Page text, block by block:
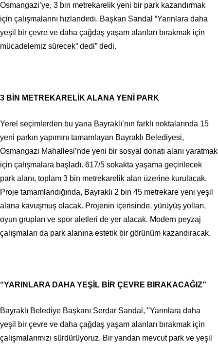
Osmangazi’ye, 3 bin metrekarelik yeni bir park kazandırmak
için çalışmalarını hızlandırdı. Başkan Sandal “Yarınlara daha
yeşil bir çevre ve daha çağdaş yaşam alanları bırakmak için
mücadelemiz sürecek” dedi” dedi.
3 BİN METREKARELİK ALANA YENİ PARK
Yerel seçimlerden bu yana Bayraklı’nın farklı noktalarında 15
yeni parkın yapımını tamamlayan Bayraklı Belediyesi,
Osmangazi Mahallesi’nde yeni bir sosyal donatı alanı yaratmak
için çalışmalara başladı. 617/5 sokakta yaşama geçirilecek
park alanı, toplam 3 bin metrekarelik alan üzerine kurulacak.
Proje tamamlandığında, Bayraklı 2 bin 45 metrekare yeni yeşil
alana kavuşmuş olacak. Projenin içerisinde, yürüyüş yolları,
oyun grupları ve spor aletleri de yer alacak. Modern peyzaj
çalışmaları da park alanına estetik bir görünüm kazandıracak.
“YARINLARA DAHA YEŞİL BİR ÇEVRE BIRAKACAĞIZ”
Bayraklı Belediye Başkanı Serdar Sandal, "Yarınlara daha
yeşil bir çevre ve daha çağdaş yaşam alanları bırakmak için
çalışmalarımızı sürdürüyoruz. Bir yandan mevcut park ve yeşil